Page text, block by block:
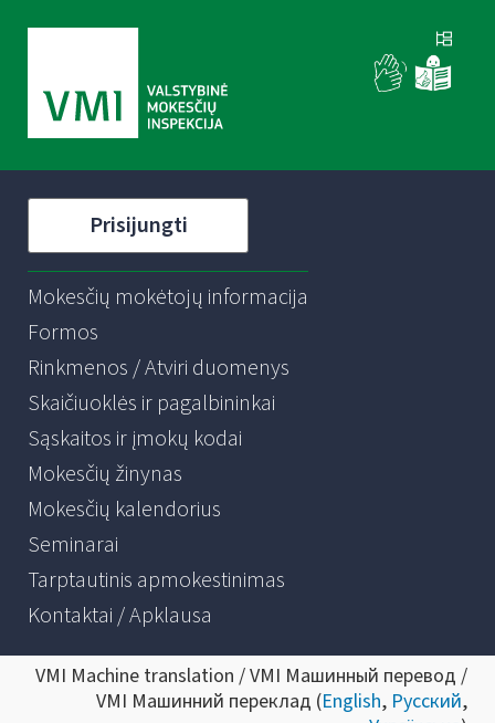
Prisijungti
Mokesčių mokėtojų informacija
Formos
Rinkmenos / Atviri duomenys
Skaičiuoklės ir pagalbininkai
Sąskaitos ir įmokų kodai
Mokesčių žinynas
Mokesčių kalendorius
Seminarai
Tarptautinis apmokestinimas
Kontaktai / Apklausa
VMI Machine translation / VMI Машинный перевод /
VMI Машинний переклад (English, Русский,